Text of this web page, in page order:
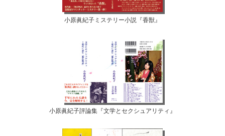
小原眞紀子ミステリー小説『香獣』
小原眞紀子評論集『文学とセクシュアリティ』